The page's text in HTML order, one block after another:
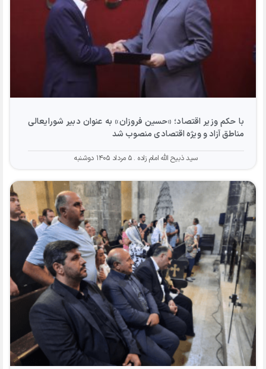
با حکم وزیر اقتصاد؛ «حسین فروزان» به عنوان دبیر شورایعالی
مناطق آزاد و ویژه اقتصادی منصوب شد
سید ذبیح الله امام زاده ۵ مرداد ۱۴۰۵ دوشنبه